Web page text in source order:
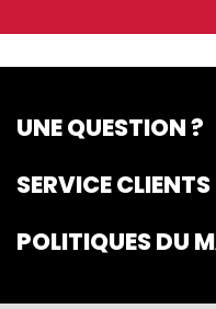
UNE QUESTION ?
SERVICE CLIENTS
POLITIQUES DU